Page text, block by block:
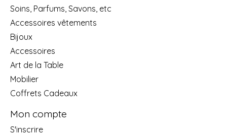
Soins, Parfums, Savons, etc
Accessoires vêtements
Bijoux
Accessoires
Art de la Table
Mobilier
Coffrets Cadeaux
Mon compte
S'inscrire